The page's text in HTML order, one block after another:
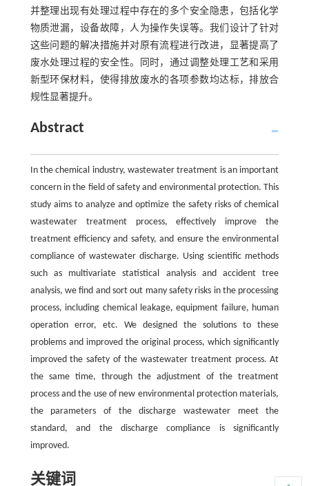
并整理出现有处理过程中存在的多个安全隐患，包括化学
物质泄漏，设备故障，人为操作失误等。我们设计了针对
这些问题的解决措施并对原有流程进行改进，显著提高了
废水处理过程的安全性。同时，通过调整处理工艺和采用
新型环保材料，使得排放废水的各项参数均达标，排放合
规性显著提升。
Abstract
In the chemical industry, wastewater treatment is an important
concern in the field of safety and environmental protection. This
study aims to analyze and optimize the safety risks of chemical
wastewater treatment process, effectively improve the
treatment efficiency and safety, and ensure the environmental
compliance of wastewater discharge. Using scientific methods
such as multivariate statistical analysis and accident tree
analysis, we find and sort out many safety risks in the processing
process, including chemical leakage, equipment failure, human
operation error, etc. We designed the solutions to these
problems and improved the original process, which significantly
improved the safety of the wastewater treatment process. At
the same time, through the adjustment of the treatment
process and the use of new environmental protection materials,
the parameters of the discharge wastewater meet the
standard, and the discharge compliance is significantly
improved.
关键词